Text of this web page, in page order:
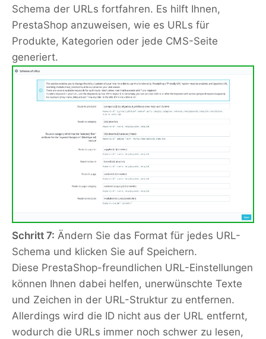
Schema der URLs fortfahren. Es hilft Ihnen,
PrestaShop anzuweisen, wie es URLs für
Produkte, Kategorien oder jede CMS-Seite
generiert.
Schritt 7: Ändern Sie das Format für jedes URL-
Schema und klicken Sie auf Speichern.
Diese PrestaShop-freundlichen URL-Einstellungen
können Ihnen dabei helfen, unerwünschte Texte
und Zeichen in der URL-Struktur zu entfernen.
Allerdings wird die ID nicht aus der URL entfernt,
wodurch die URLs immer noch schwer zu lesen,